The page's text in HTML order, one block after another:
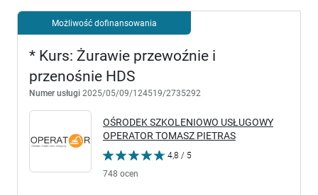
Możliwość dofinansowania
* Kurs: Żurawie przewoźnie i
przenośnie HDS
Numer usługi 2025/05/09/124519/2735292
OŚRODEK SZKOLENIOWO USŁUGOWY
OPERATOR TOMASZ PIETRAS
4,8 / 5
748 ocen